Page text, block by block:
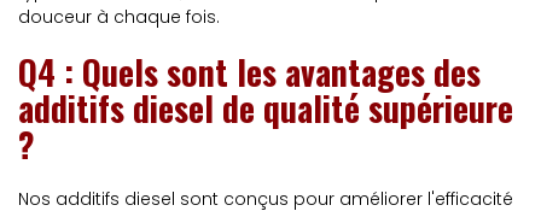
douceur à chaque fois.
Q4 : Quels sont les avantages des
additifs diesel de qualité supérieure
?
Nos additifs diesel sont conçus pour améliorer l'efficacité